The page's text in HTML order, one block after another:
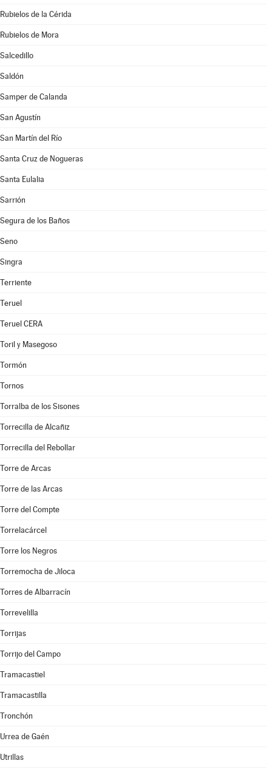
Rubielos de la Cérida
Rubielos de Mora
Salcedillo
Saldón
Samper de Calanda
San Agustín
San Martín del Río
Santa Cruz de Nogueras
Santa Eulalia
Sarrión
Segura de los Baños
Seno
Singra
Terriente
Teruel
Teruel CERA
Toril y Masegoso
Tormón
Tornos
Torralba de los Sisones
Torrecilla de Alcañiz
Torrecilla del Rebollar
Torre de Arcas
Torre de las Arcas
Torre del Compte
Torrelacárcel
Torre los Negros
Torremocha de Jiloca
Torres de Albarracín
Torrevelilla
Torrijas
Torrijo del Campo
Tramacastiel
Tramacastilla
Tronchón
Urrea de Gaén
Utrillas